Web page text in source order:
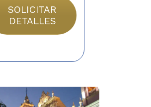
SOLICITAR
DETALLES